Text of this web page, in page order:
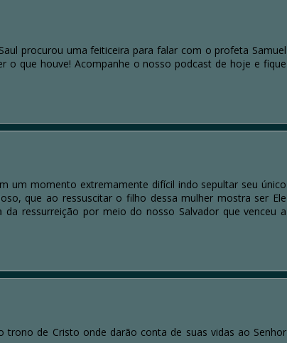
procurou uma feiticeira para falar com o profeta Samuel
o que houve! Acompanhe o nosso podcast de hoje e fique
um momento extremamente difícil indo sepultar seu único
que ao ressuscitar o filho dessa mulher mostra ser Ele
ressurreição por meio do nosso Salvador que venceu a
trono de Cristo onde darão conta de suas vidas ao Senhor